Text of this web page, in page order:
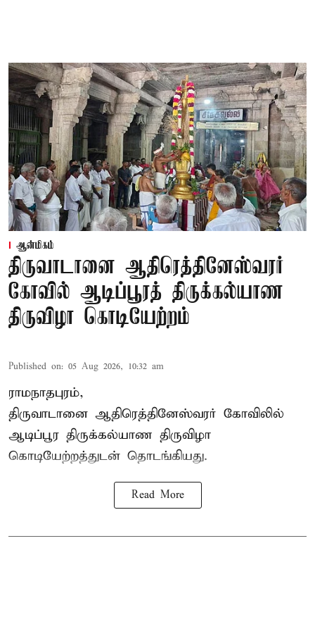
ஆன்மிகம்
திருவாடானை ஆதிரெத்தினேஸ்வரர்
கோவில் ஆடிப்பூரத் திருக்கல்யாண
திருவிழா கொடியேற்றம்
Published on: 05 Aug 2026, 10:32 am
ராமநாதபுரம்,
திருவாடானை ஆதிரெத்தினேஸ்வரர் கோவிலில்
ஆடிப்பூர திருக்கல்யாண திருவிழா
கொடியேற்றத்துடன் தொடங்கியது.
Read More